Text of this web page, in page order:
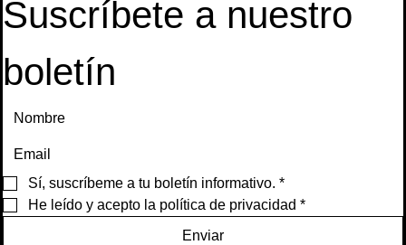
Suscríbete a nuestro
boletín
Sí, suscríbeme a tu boletín informativo. *
He leído y acepto la política de privacidad *
Enviar